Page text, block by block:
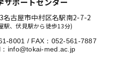
名古屋市中村区名駅南2-7-2
駅、伏見駅から徒歩13分)
8001 / FAX：052-561-7887
info@tokai-med.ac.jp